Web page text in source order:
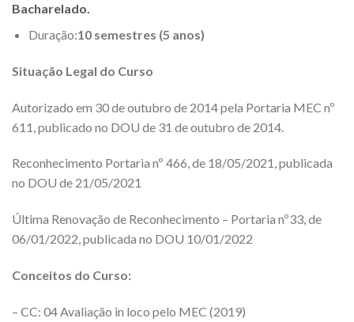
Bacharelado.
Duração:10 semestres (5 anos)
Situação Legal do Curso
Autorizado em 30 de outubro de 2014 pela Portaria MEC nº
611, publicado no DOU de 31 de outubro de 2014.
Reconhecimento Portaria nº 466, de 18/05/2021, publicada
no DOU de 21/05/2021
Última Renovação de Reconhecimento – Portaria nº33, de
06/01/2022, publicada no DOU 10/01/2022
Conceitos do Curso:
– CC: 04 Avaliação in loco pelo MEC (2019)